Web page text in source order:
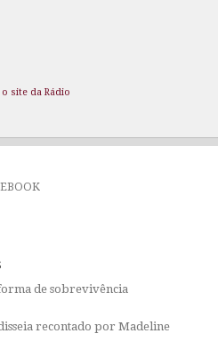
o site da Rádio
de sobrevivência
recontado por Madeline